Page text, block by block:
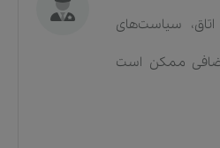
هنگام رزرو بیش از ۵ اتاق، سیاست‌های
ممکن است